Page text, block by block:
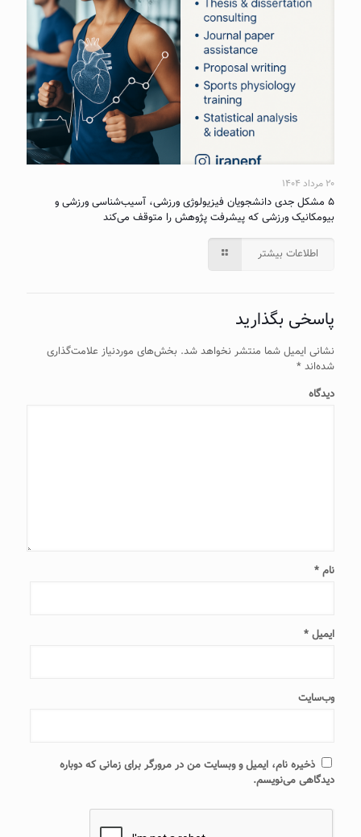
۲۰ مرداد ۱۴۰۴
۵ مشکل جدی دانشجویان فیزیولوژی ورزشی، آسیب‌شناسی ورزشی و
بیومکانیک ورزشی که پیشرفت پژوهش را متوقف می‌کند
اطلاعات بیشتر
پاسخی بگذارید
نشانی ایمیل شما منتشر نخواهد شد. بخش‌های موردنیاز علامت‌گذاری
شده‌اند *
دیدگاه
نام *
ایمیل *
وب‌سایت
ذخیره نام، ایمیل و وبسایت من در مرورگر برای زمانی که دوباره
دیدگاهی می‌نویسم.